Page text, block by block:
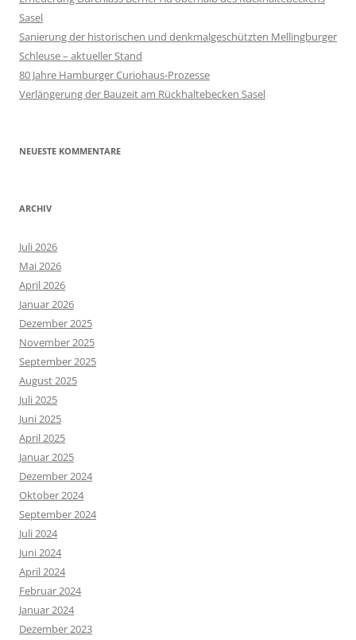
Sasel
Sanierung der historischen und denkmalgeschützten Mellingburger
Schleuse – aktueller Stand
80 Jahre Hamburger Curiohaus-Prozesse
Verlängerung der Bauzeit am Rückhaltebecken Sasel
NEUESTE KOMMENTARE
ARCHIV
Juli 2026
Mai 2026
April 2026
Januar 2026
Dezember 2025
November 2025
September 2025
August 2025
Juli 2025
Juni 2025
April 2025
Januar 2025
Dezember 2024
Oktober 2024
September 2024
Juli 2024
Juni 2024
April 2024
Februar 2024
Januar 2024
Dezember 2023